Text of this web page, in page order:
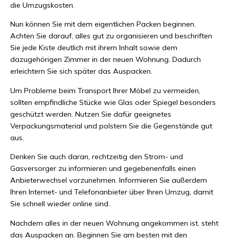
die Umzugskosten.
Nun können Sie mit dem eigentlichen Packen beginnen.
Achten Sie darauf, alles gut zu organisieren und beschriften
Sie jede Kiste deutlich mit ihrem Inhalt sowie dem
dazugehörigen Zimmer in der neuen Wohnung. Dadurch
erleichtern Sie sich später das Auspacken.
Um Probleme beim Transport Ihrer Möbel zu vermeiden,
sollten empfindliche Stücke wie Glas oder Spiegel besonders
geschützt werden. Nutzen Sie dafür geeignetes
Verpackungsmaterial und polstern Sie die Gegenstände gut
aus.
Denken Sie auch daran, rechtzeitig den Strom- und
Gasversorger zu informieren und gegebenenfalls einen
Anbieterwechsel vorzunehmen. Informieren Sie außerdem
Ihren Internet- und Telefonanbieter über Ihren Umzug, damit
Sie schnell wieder online sind.
Nachdem alles in der neuen Wohnung angekommen ist, steht
das Auspacken an. Beginnen Sie am besten mit den